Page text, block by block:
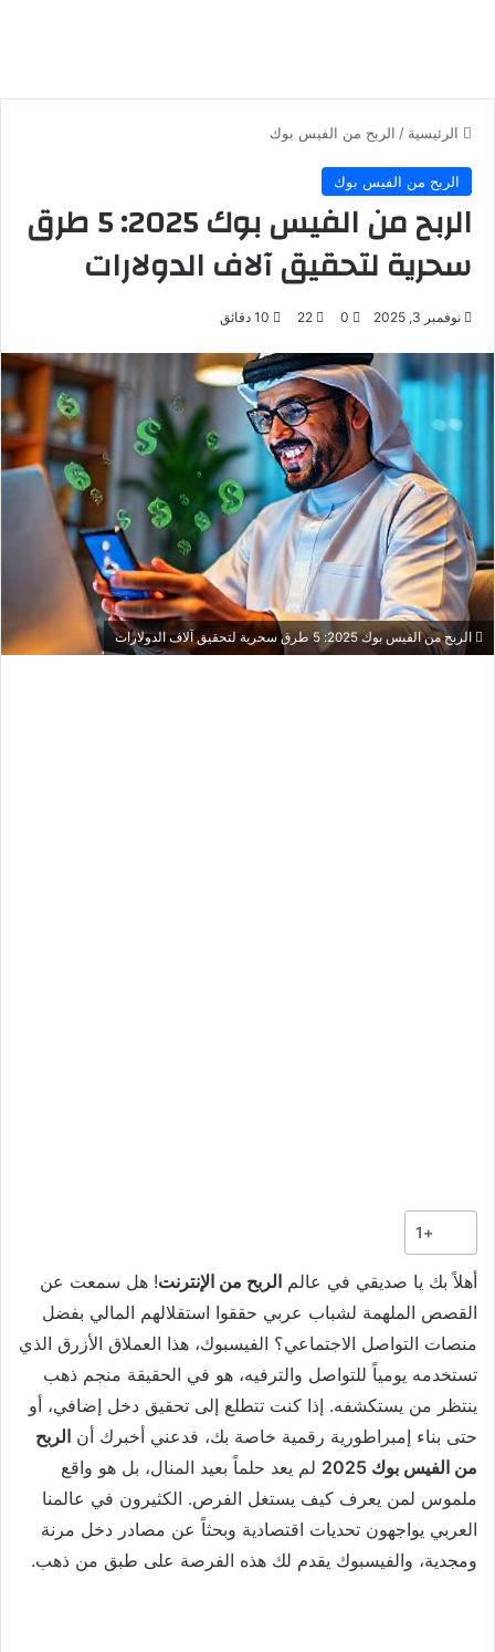
الرئيسية / الربح من الفيس بوك
الربح من الفيس بوك
الربح من الفيس بوك 2025: 5 طرق
سحرية لتحقيق آلاف الدولارات
نوفمبر 3, 2025 0
22
الربح من الفيس بوك 2025: 5 طرق سحرية لتحقيق آلاف الدولارات
+1
أهلاً بك يا صديقي في عالم الربح من الإنترنت! هل سمعت عن
القصص الملهمة لشباب عربي حققوا استقلالهم المالي بفضل
منصات التواصل الاجتماعي؟ الفيسبوك، هذا العملاق الأزرق الذي
تستخدمه يومياً للتواصل والترفيه، هو في الحقيقة منجم ذهب
ينتظر من يستكشفه. إذا كنت تتطلع إلى تحقيق دخل إضافي، أو
حتى بناء إمبراطورية رقمية خاصة بك، فدعني أخبرك أن الربح
من الفيس بوك 2025
لم يعد حلماً بعيد المنال، بل هو واقع
ملموس لمن يعرف كيف يستغل الفرص. الكثيرون في عالمنا
العربي يواجهون تحديات اقتصادية وبحثاً عن مصادر دخل مرنة
ومجدية، والفيسبوك يقدم لك هذه الفرصة على طبق من ذهب.